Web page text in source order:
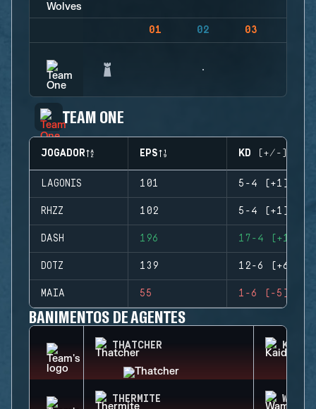
01 02 03
TEAM ONE
JOGADOR EPS KD (+/-)
LAGONIS 101 5-4 (+1)
RHZZ 102 5-4 (+1)
DASH 196 17-4 (+13)
DOTZ 139 12-6 (+6)
MAIA 55 1-6 (-5)
BANIMENTOS DE AGENTES
THATCHER KAID
THERMITE WAMAI